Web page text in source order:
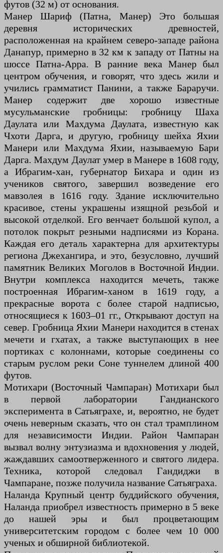
футов (32 м) от основания.
Манер Шариф (Патна, Манер) Это большая
деревня исторических древностей,
расположенная на крайнем северо-западе района
Данапур, примерно в 32 км к западу от Патны на
шоссе Патна-Арра. В ранние века Манер был
центром обучения, и говорят, что здесь жили и
учились грамматист Панини, а также Бараручи.
Манер содержит две хорошо известные
мусульманские гробницы: гробницу Шаха
Даулата или Махдума Даулата, известную как
Чхоти Дарга, и другую, гробницу шейха Яхии
Манери или Махдума Яхии, называемую Бари
Дарга. Махдум Даулат умер в Манере в 1608 году,
а Ибрагим-хан, губернатор Бихара и один из
учеников святого, завершил возведение его
мавзолея в 1616 году. Здание исключительно
красивое, стены украшены изящной резьбой и
высокой отделкой. Его венчает большой купол, а
потолок покрыт резными надписями из Корана.
Каждая его деталь характерна для архитектуры
региона Джехангира, и это, безусловно, лучший
памятник Великих Моголов в Восточной Индии.
Внутри комплекса находится мечеть, также
построенная Ибрагим-ханом в 1619 году, а
прекрасные ворота с более старой надписью,
относящиеся к 1603–01 гг., Открывают доступ на
север. Гробница Яхии Манери находится в стенах
мечети и гхатах, а также выступающих в нее
портиках с колоннами, которые соединены со
старым руслом реки Соне туннелем длиной 400
футов.
Мотихари (Восточный Чампаран) Мотихари был
в первой лаборатории Гандианского
эксперимента в Сатьяграхе, и, вероятно, не будет
очень неверным сказать, что он стал трамплином
для независимости Индии. Район Чампаран
вызвал волну энтузиазма и вдохновения у людей,
жаждавших самоотверженного и святого лидера.
Техника, которой следовал Гандиджи в
Чампаране, позже получила название Сатьяграха.
Наланда Крупный центр буддийского обучения,
Наланда приобрел известность примерно в 5 веке
до нашей эры и был процветающим
университетским городом с более чем 10 000
ученых и обширной библиотекой.